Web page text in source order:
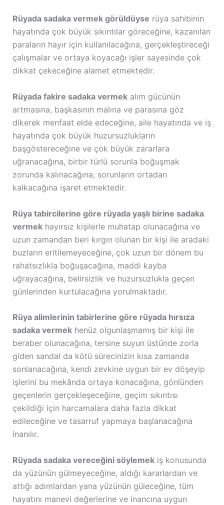
Rüyada sadaka vermek görüldüyse rüya sahibinin
hayatında çok büyük sıkıntılar göreceğine, kazanılan
paraların hayır için kullanılacağına, gerçekleştireceği
çalışmalar ve ortaya koyacağı işler sayesinde çok
dikkat çekeceğine alamet etmektedir.
Rüyada fakire sadaka vermekalım gücünün
artmasına, başkasının malına ve parasına göz
dikerek menfaat elde edeceğine, aile hayatında ve iş
hayatında çok büyük huzursuzlukların
başgöstereceğine ve çok büyük zararlara
uğranacağına, birbir türlü sorunla boğuşmak
zorunda kalınacağına, sorunların ortadan
kalkacağına işaret etmektedir.
Rüya tabircilerine göre rüyada yaşlı birine sadaka
vermekhayırsız kişilerle muhatap olunacağına ve
uzun zamandan beri kırgın olunan bir kişi ile aradaki
buzların eritilemeyeceğine, çok uzun bir dönem bu
rahatsızlıkla boğuşacağına, maddi kayba
uğrayacağına, belirsizlik ve huzursuzlukla geçen
günlerinden kurtulacağına yorulmaktadır.
Rüya alimlerinin tabirlerine göre rüyada hırsıza
sadaka vermekhenüz olgunlaşmamış bir kişi ile
beraber olunacağına, tersine suyun üstünde zorla
giden sandal da kötü sürecinizin kısa zamanda
sonlanacağına, kendi zevkine uygun bir ev döşeyip
işlerini bu mekânda ortaya konacağına, gönlünden
geçenlerin gerçekleşeceğine, geçim sıkıntısı
çekildiği için harcamalara daha fazla dikkat
edileceğine ve tasarruf yapmaya başlanacağına
inanılır.
Rüyada sadaka vereceğini söylemekiş konusunda
da yüzünün gülmeyeceğine, aldığı kararlardan ve
attığı adımlardan yana yüzünün güleceğine, tüm
hayatını manevi değerlerine ve inancına uygun